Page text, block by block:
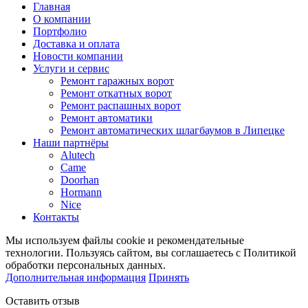
Главная
О компании
Портфолио
Доставка и оплата
Новости компании
Услуги и сервис
Ремонт гаражных ворот
Ремонт откатных ворот
Ремонт распашных ворот
Ремонт автоматики
Ремонт автоматических шлагбаумов в Липецке
Наши партнёры
Alutech
Came
Doorhan
Hormann
Nice
Контакты
Мы используем файлы cookie и рекомендательные
технологии. Пользуясь сайтом, вы соглашаетесь с Политикой
обработки персональных данных.
Дополнительная информация Принять
Оставить отзыв